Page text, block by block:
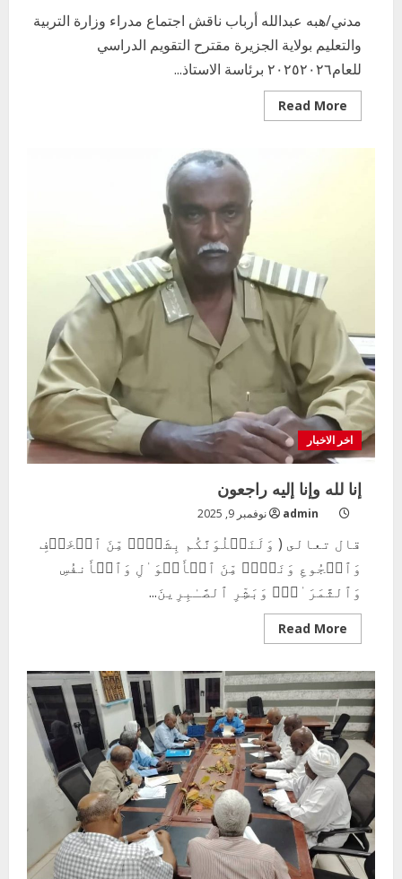
مدني/هبه عبدالله أرباب ناقش اجتماع مدراء وزارة التربية
والتعليم بولاية الجزيرة مقترح التقويم الدراسي
للعام٢٠٢٥٢٠٢٦ برئاسة الاستاذ...
Read More
more
الدراسي
٢٠٢٥-٢٠٢٦
اخر الاخبار
إنا لله وإنا إليه راجعون
admin نوفمبر 9, 2025
قال تعالى ( وَلَنَبۡلُوَنَّكُم بِشَیۡءࣲ مِّنَ ٱلۡخَوۡفِ
وَٱلۡجُوعِ وَنَقۡصࣲ مِّنَ ٱلۡأَمۡوَ ٰ⁠لِ وَٱلۡأَنفُسِ
وَٱلثَّمَرَ ٰ⁠تِۗ وَبَشِّرِ ٱلصَّـٰبِرِینَ...
Read More
more
لله
وإنا
إليه
راجعون